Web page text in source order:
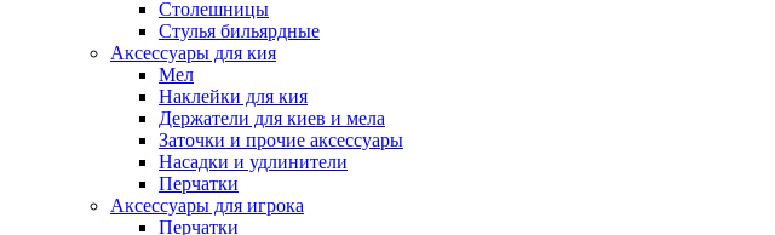
Столешницы
Стулья бильярдные
Аксессуары для кия
Мел
Наклейки для кия
Держатели для киев и мела
Заточки и прочие аксессуары
Насадки и удлинители
Перчатки
Аксессуары для игрока
Перчатки